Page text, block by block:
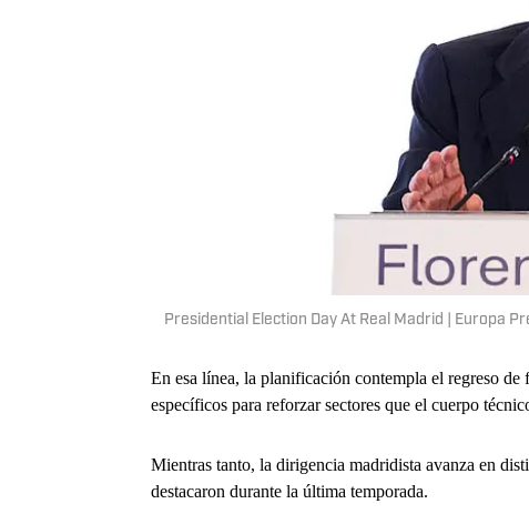
Presidential Election Day At Real Madrid | Europa
En esa línea, la planificación contempla el regreso
específicos para reforzar sectores que el cuerpo
Mientras tanto, la dirigencia madridista avanza en
destacaron durante la última temporada.